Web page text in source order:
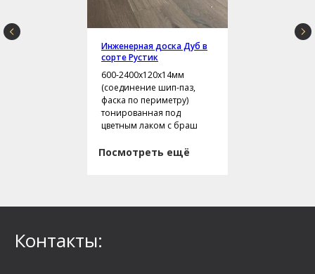
Инженерная доска Дуб в
сорте Рустик
600-2400х120х14мм
(соединение шип-паз,
фаска по периметру)
тонированная под
цветным лаком с браш
Посмотреть ещё
Контакты: